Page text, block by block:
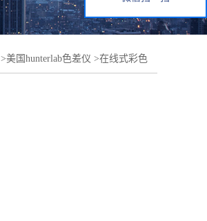
>美国hunterlab色差仪 >在线式彩色